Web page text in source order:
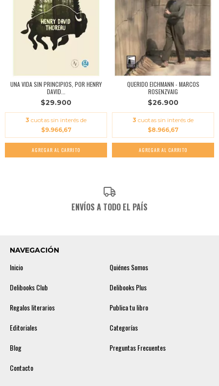
UNA VIDA SIN PRINCIPIOS, POR HENRY
DAVID...
$29.900
3 cuotas sin interés de
$9.966,67
QUERIDO EICHMANN - MARCOS
ROSENZVAIG
$26.900
3 cuotas sin interés de
$8.966,67
ENVÍOS A TODO EL PAÍS
NAVEGACIÓN
Inicio
Quiénes Somos
Delibooks Club
Delibooks Plus
Regalos literarios
Publica tu libro
Editoriales
Categorías
Blog
Preguntas Frecuentes
Contacto